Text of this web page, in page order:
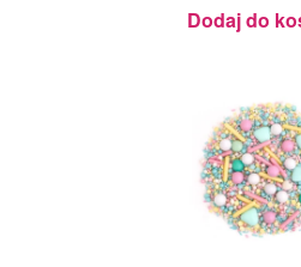
Dodaj do